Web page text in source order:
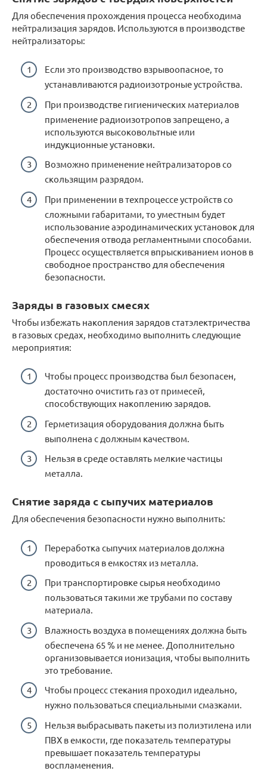
Для обеспечения прохождения процесса необходима
нейтрализация зарядов. Используются в производстве
нейтрализаторы:
Если это производство взрывоопасное, то
устанавливаются радиоизотроные устройства.
При производстве гигиенических материалов
применение радиоизотропов запрещено, а
используются высоковольтные или
индукционные установки.
Возможно применение нейтрализаторов со
скользящим разрядом.
При применении в техпроцессе устройств со
сложными габаритами, то уместным будет
использование аэродинамических установок для
обеспечения отвода регламентными способами.
Процесс осуществляется впрыскиванием ионов в
свободное пространство для обеспечения
безопасности.
Заряды в газовых смесях
Чтобы избежать накопления зарядов статэлектричества
в газовых средах, необходимо выполнить следующие
мероприятия:
Чтобы процесс производства был безопасен,
достаточно очистить газ от примесей,
способствующих накоплению зарядов.
Герметизация оборудования должна быть
выполнена с должным качеством.
Нельзя в среде оставлять мелкие частицы
металла.
Снятие заряда с сыпучих материалов
Для обеспечения безопасности нужно выполнить:
Переработка сыпучих материалов должна
проводиться в емкостях из металла.
При транспортировке сырья необходимо
пользоваться такими же трубами по составу
материала.
Влажность воздуха в помещениях должна быть
обеспечена 65 % и не менее. Дополнительно
организовывается ионизация, чтобы выполнить
это требование.
Чтобы процесс стекания проходил идеально,
нужно пользоваться специальными смазками.
Нельзя выбрасывать пакеты из полиэтилена или
ПВХ в емкости, где показатель температуры
превышает показатель температуры
воспламенения.